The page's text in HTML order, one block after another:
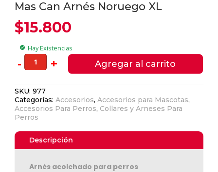
Mas Can Arnés Noruego XL
$15.800
check_circle Hay Existencias
- Mas
Can
Noruego
XL
cantidad
+ Agregar al carrito
SKU:977
Categorías:Accesorios,Accesorios para Mascotas,
Accesorios Para Perros, Collares y Arneses Para
Perros
Descripción
Arnés acolchado para perros